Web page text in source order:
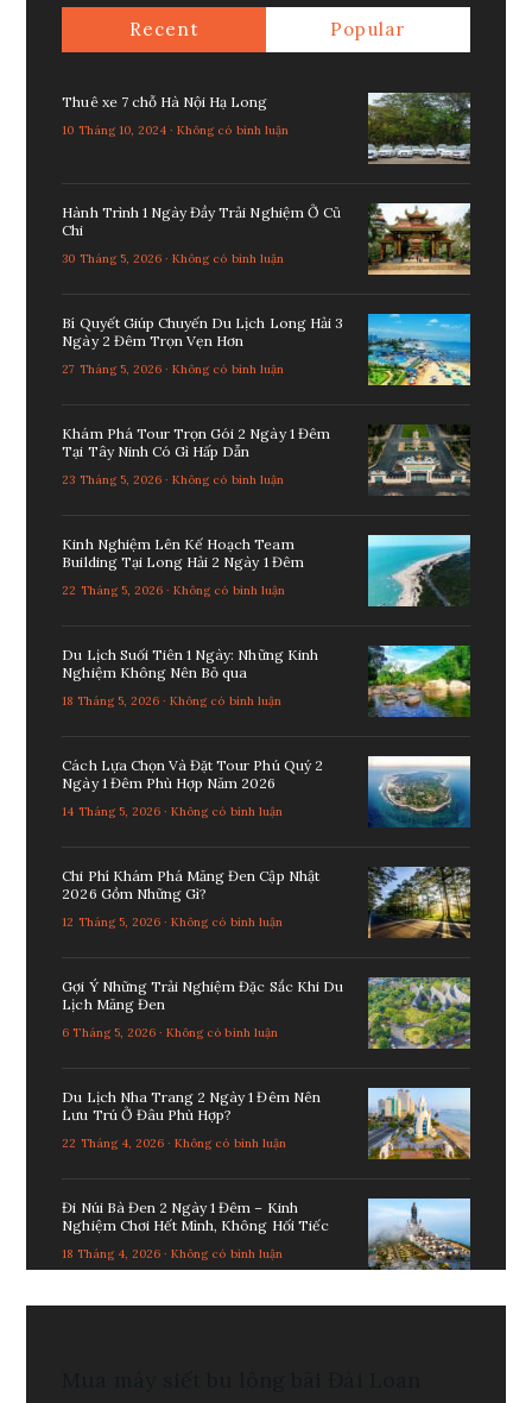
Recent Popular
Thuê xe 7 chỗ Hà Nội Hạ Long
10 Tháng 10, 2024 · Không có bình luận
Hành Trình 1 Ngày Đầy Trải Nghiệm Ở Củ
Chi
30 Tháng 5, 2026 · Không có bình luận
Bí Quyết Giúp Chuyến Du Lịch Long Hải 3
Ngày 2 Đêm Trọn Vẹn Hơn
27 Tháng 5, 2026 · Không có bình luận
Khám Phá Tour Trọn Gói 2 Ngày 1 Đêm
Tại Tây Ninh Có Gì Hấp Dẫn
23 Tháng 5, 2026 · Không có bình luận
Kinh Nghiệm Lên Kế Hoạch Team
Building Tại Long Hải 2 Ngày 1 Đêm
22 Tháng 5, 2026 · Không có bình luận
Du Lịch Suối Tiên 1 Ngày: Những Kinh
Nghiệm Không Nên Bỏ qua
18 Tháng 5, 2026 · Không có bình luận
Cách Lựa Chọn Và Đặt Tour Phú Quý 2
Ngày 1 Đêm Phù Hợp Năm 2026
14 Tháng 5, 2026 · Không có bình luận
Chi Phí Khám Phá Măng Đen Cập Nhật
2026 Gồm Những Gì?
12 Tháng 5, 2026 · Không có bình luận
Gợi Ý Những Trải Nghiệm Đặc Sắc Khi Du
Lịch Măng Đen
6 Tháng 5, 2026 · Không có bình luận
Du Lịch Nha Trang 2 Ngày 1 Đêm Nên
Lưu Trú Ở Đâu Phù Hợp?
22 Tháng 4, 2026 · Không có bình luận
Đi Núi Bà Đen 2 Ngày 1 Đêm – Kinh
Nghiệm Chơi Hết Mình, Không Hối Tiếc
18 Tháng 4, 2026 · Không có bình luận